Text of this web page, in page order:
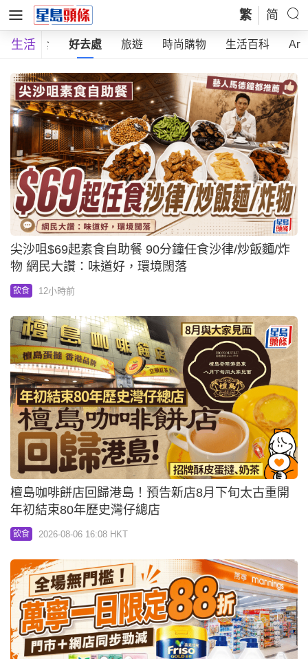
繁 简
生活飲食 好去處 旅遊 時尚購物 生活百科 Art
尖沙咀$69起素食自助餐 90分鐘任食沙律/炒飯麵/炸
物 網民大讚：味道好，環境闊落
飲食 12小時前
檀島咖啡餅店回歸港島！預告新店8月下旬太古重開
年初結束80年歷史灣仔總店
飲食 2026-08-06 16:08 HKT